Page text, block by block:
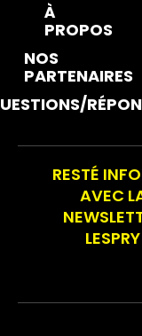
À
PROPOS
NOS
PARTENAIRES
RESTÉ
AVEC
LESPRY